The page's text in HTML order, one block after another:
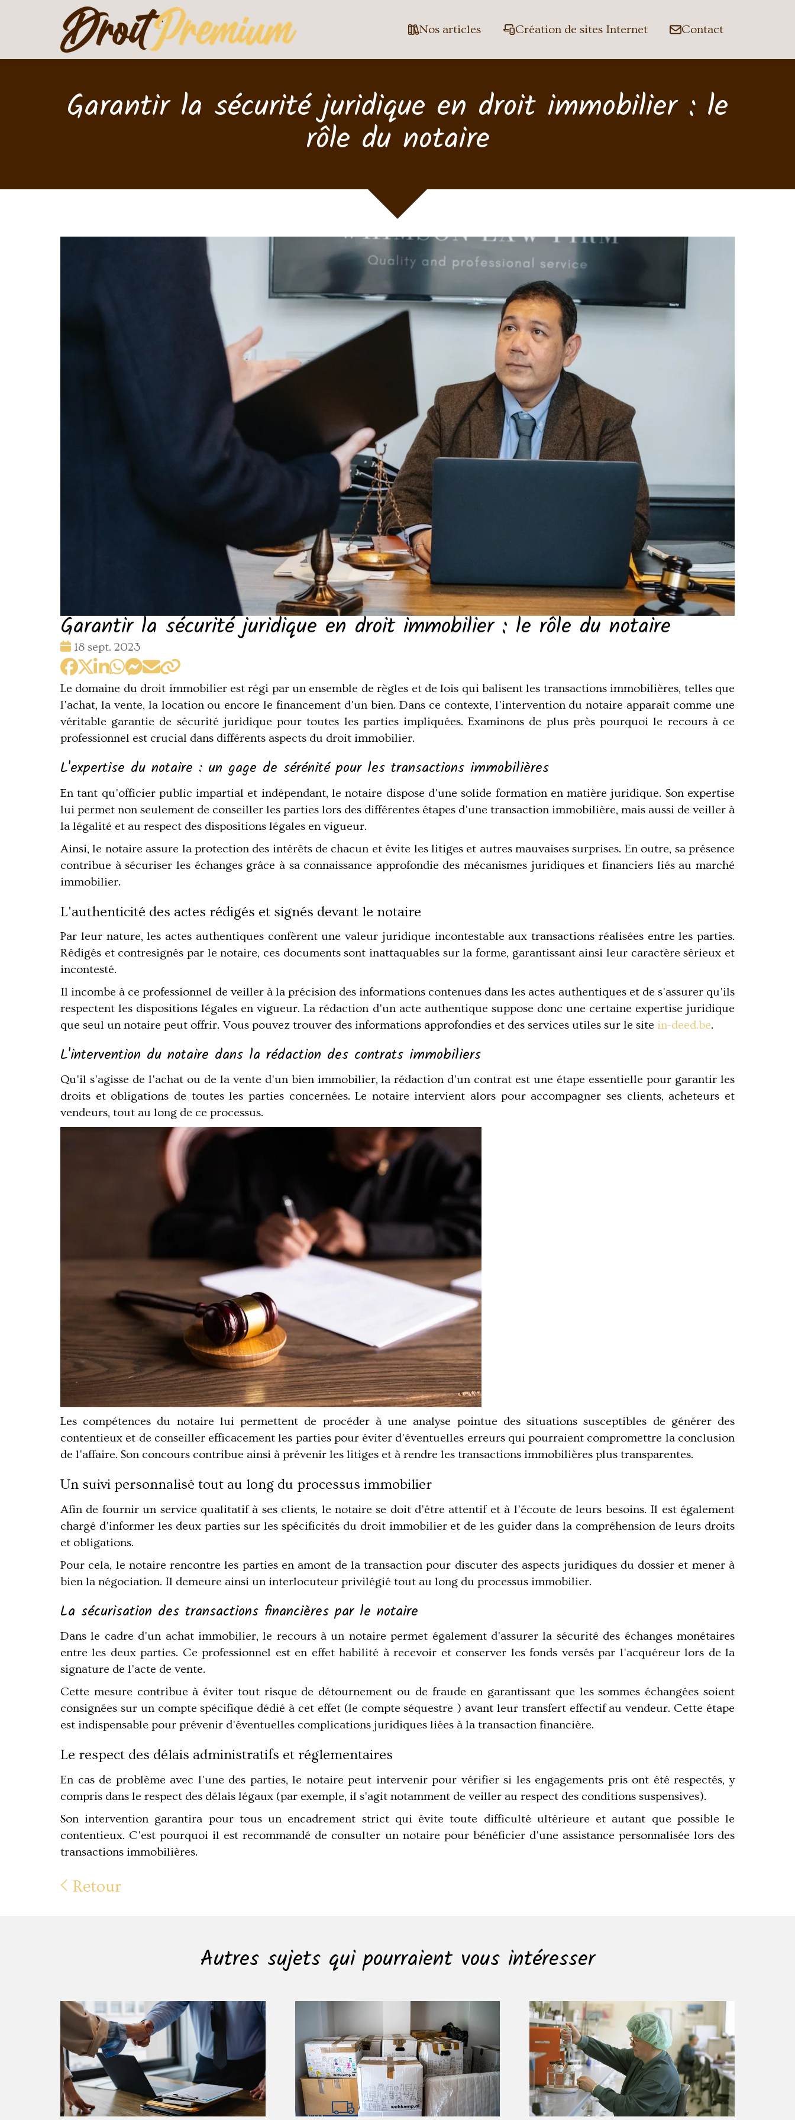
Nos articles Création de sites Internet Contact
Garantir la sécurité juridique en droit immobilier : le
rôle du notaire
Garantir la sécurité juridique en droit immobilier : le rôle du notaire
Date
:
18 sept. 2023
Le domaine du droit immobilier est régi par un ensemble de règles et de lois qui balisent les transactions immobilières, telles que
l'achat, la vente, la location ou encore le financement d'un bien. Dans ce contexte, l'intervention du notaire apparaît comme une
véritable garantie de sécurité juridique pour toutes les parties impliquées. Examinons de plus près pourquoi le recours à ce
professionnel est crucial dans différents aspects du droit immobilier.
L'expertise du notaire : un gage de sérénité pour les transactions immobilières
En tant qu'officier public impartial et indépendant, le notaire dispose d'une solide formation en matière juridique. Son expertise
lui permet non seulement de conseiller les parties lors des différentes étapes d'une transaction immobilière, mais aussi de veiller à
la légalité et au respect des dispositions légales en vigueur.
Ainsi, le notaire assure la protection des intérêts de chacun et évite les litiges et autres mauvaises surprises. En outre, sa présence
contribue à sécuriser les échanges grâce à sa connaissance approfondie des mécanismes juridiques et financiers liés au marché
immobilier.
L'authenticité des actes rédigés et signés devant le notaire
Par leur nature, les actes authentiques confèrent une valeur juridique incontestable aux transactions réalisées entre les parties.
Rédigés et contresignés par le notaire, ces documents sont inattaquables sur la forme, garantissant ainsi leur caractère sérieux et
incontesté.
Il incombe à ce professionnel de veiller à la précision des informations contenues dans les actes authentiques et de s'assurer qu'ils
respectent les dispositions légales en vigueur. La rédaction d'un acte authentique suppose donc une certaine expertise juridique
que seul un notaire peut offrir. Vous pouvez trouver des informations approfondies et des services utiles sur le site in-deed.be.
L'intervention du notaire dans la rédaction des contrats immobiliers
Qu'il s'agisse de l'achat ou de la vente d'un bien immobilier, la rédaction d'un contrat est une étape essentielle pour garantir les
droits et obligations de toutes les parties concernées. Le notaire intervient alors pour accompagner ses clients, acheteurs et
vendeurs, tout au long de ce processus.
Les compétences du notaire lui permettent de procéder à une analyse pointue des situations susceptibles de générer des
contentieux et de conseiller efficacement les parties pour éviter d'éventuelles erreurs qui pourraient compromettre la conclusion
de l'affaire. Son concours contribue ainsi à prévenir les litiges et à rendre les transactions immobilières plus transparentes.
Un suivi personnalisé tout au long du processus immobilier
Afin de fournir un service qualitatif à ses clients, le notaire se doit d'être attentif et à l'écoute de leurs besoins. Il est également
chargé d'informer les deux parties sur les spécificités du droit immobilier et de les guider dans la compréhension de leurs droits
et obligations.
Pour cela, le notaire rencontre les parties en amont de la transaction pour discuter des aspects juridiques du dossier et mener à
bien la négociation. Il demeure ainsi un interlocuteur privilégié tout au long du processus immobilier.
La sécurisation des transactions financières par le notaire
Dans le cadre d'un achat immobilier, le recours à un notaire permet également d'assurer la sécurité des échanges monétaires
entre les deux parties. Ce professionnel est en effet habilité à recevoir et conserver les fonds versés par l'acquéreur lors de la
signature de l'acte de vente.
Cette mesure contribue à éviter tout risque de détournement ou de fraude en garantissant que les sommes échangées soient
consignées sur un compte spécifique dédié à cet effet (le compte séquestre ) avant leur transfert effectif au vendeur. Cette étape
est indispensable pour prévenir d'éventuelles complications juridiques liées à la transaction financière.
Le respect des délais administratifs et réglementaires
En cas de problème avec l'une des parties, le notaire peut intervenir pour vérifier si les engagements pris ont été respectés, y
compris dans le respect des délais légaux (par exemple, il s'agit notamment de veiller au respect des conditions suspensives).
Son intervention garantira pour tous un encadrement strict qui évite toute difficulté ultérieure et autant que possible le
contentieux. C'est pourquoi il est recommandé de consulter un notaire pour bénéficier d'une assistance personnalisée lors des
transactions immobilières.
Retour
Autres sujets qui pourraient vous intéresser